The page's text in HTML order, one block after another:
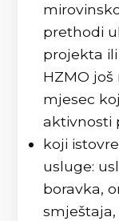
prethodi
projekta
HZMO
mjesec
aktivnosti
koji
usluge:
boravka,